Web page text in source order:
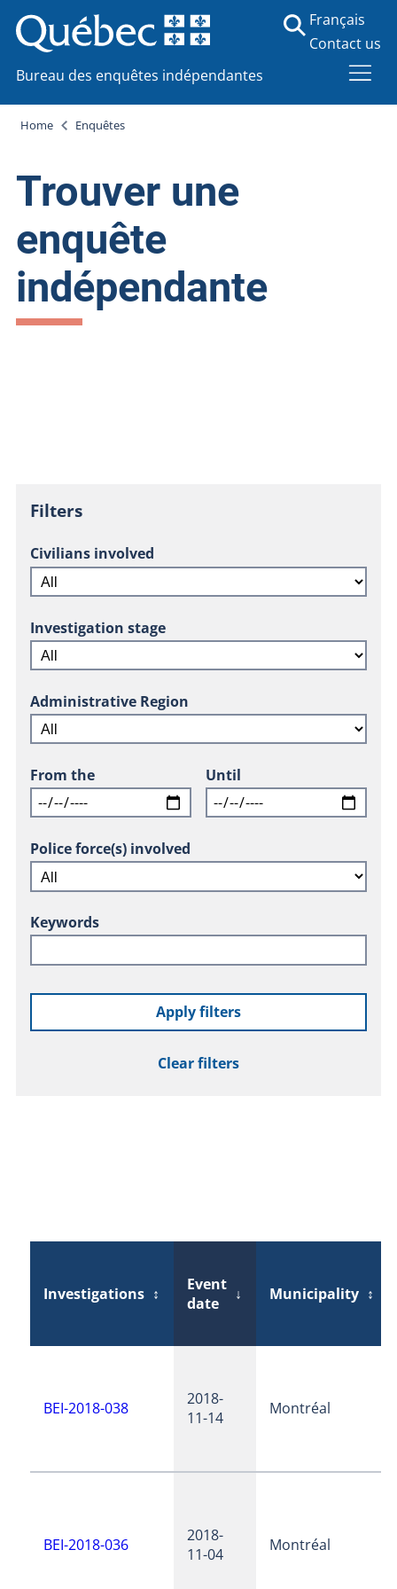
Bureau des enquêtes indépendantes
Français
Contact us
Home Enquêtes
Trouver une
enquête
indépendante
Filters
Civilians involved
Investigation stage
Administrative Region
From the Until
Police force(s) involved
Keywords
Apply filters
Clear filters
Investigations ↕
Event
date
↓ Municipality ↕
BEI-2018-038
2018-
11-14
Montréal
BEI-2018-036
2018-
11-04
Montréal